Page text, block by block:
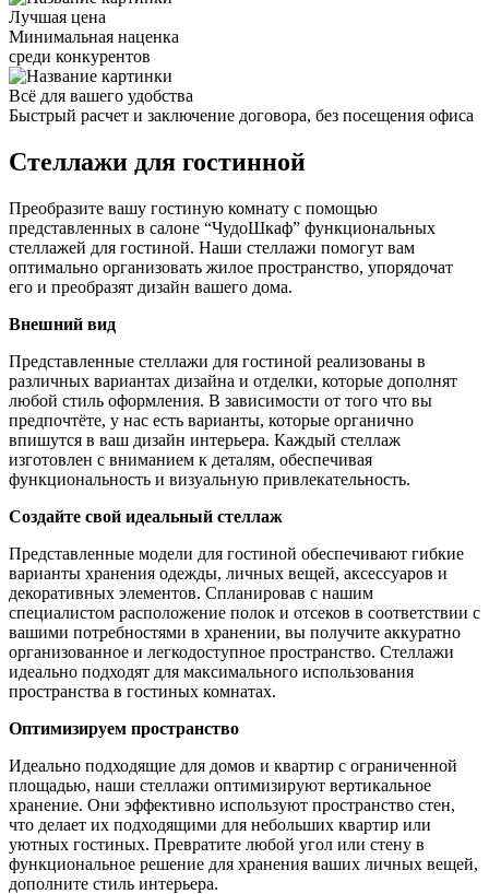
Лучшая цена
Минимальная наценка
среди конкурентов
Всё для вашего удобства
Быстрый расчет и заключение договора, без посещения офиса
Стеллажи для гостинной
Преобразите вашу гостиную комнату с помощью
представленных в салоне “ЧудоШкаф” функциональных
стеллажей для гостиной. Наши стеллажи помогут вам
оптимально организовать жилое пространство, упорядочат
его и преобразят дизайн вашего дома.
Внешний вид
Представленные стеллажи для гостиной реализованы в
различных вариантах дизайна и отделки, которые дополнят
любой стиль оформления. В зависимости от того что вы
предпочтёте, у нас есть варианты, которые органично
впишутся в ваш дизайн интерьера. Каждый стеллаж
изготовлен с вниманием к деталям, обеспечивая
функциональность и визуальную привлекательность.
Создайте свой идеальный стеллаж
Представленные модели для гостиной обеспечивают гибкие
варианты хранения одежды, личных вещей, аксессуаров и
декоративных элементов. Спланировав с нашим
специалистом расположение полок и отсеков в соответствии с
вашими потребностями в хранении, вы получите аккуратно
организованное и легкодоступное пространство. Стеллажи
идеально подходят для максимального использования
пространства в гостиных комнатах.
Оптимизируем пространство
Идеально подходящие для домов и квартир с ограниченной
площадью, наши стеллажи оптимизируют вертикальное
хранение. Они эффективно используют пространство стен,
что делает их подходящими для небольших квартир или
уютных гостиных. Превратите любой угол или стену в
функциональное решение для хранения ваших личных вещей,
дополните стиль интерьера.